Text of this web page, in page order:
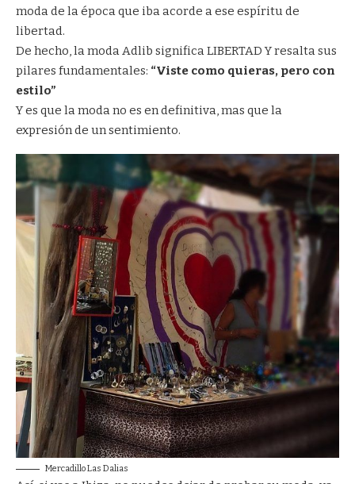
moda de la época que iba acorde a ese espíritu de
libertad.
De hecho, la moda Adlib significa LIBERTAD Y resalta sus
pilares fundamentales: “Viste como quieras, pero con
estilo”
Y es que la moda no es en definitiva, mas que la
expresión de un sentimiento.
Mercadillo Las Dalias